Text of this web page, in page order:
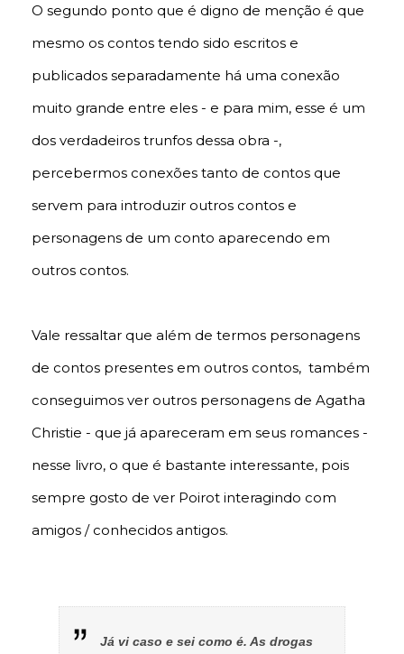
O segundo ponto que é digno de menção é que
mesmo os contos tendo sido escritos e
publicados separadamente há uma conexão
muito grande entre eles - e para mim, esse é um
dos verdadeiros trunfos dessa obra -,
percebermos conexões tanto de contos que
servem para introduzir outros contos e
personagens de um conto aparecendo em
outros contos.
Vale ressaltar que além de termos personagens
de contos presentes em outros contos, também
conseguimos ver outros personagens de Agatha
Christie - que já apareceram em seus romances -
nesse livro, o que é bastante interessante, pois
sempre gosto de ver Poirot interagindo com
amigos / conhecidos antigos.
Já vi caso e sei como é. As drogas